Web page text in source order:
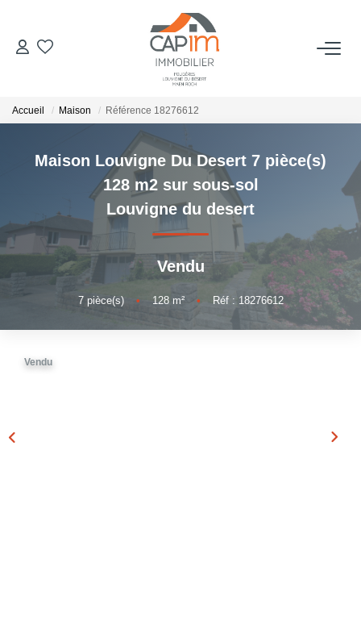
VENTES
ESTIMATION
NOTRE AGENCE
Qui Sommes Nous
Nous Rejoindre
Nos Actualités
Accueil Maison Référence 18276612
Maison Louvigne Du Desert 7 pièce(s)
128 m2 sur sous-sol
Louvigne du desert
Vendu
7pièce(s) • 128m² • Réf : 18276612
Vendu